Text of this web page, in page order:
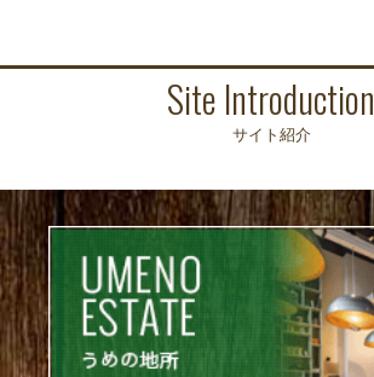
Site Introduction
サイト紹介